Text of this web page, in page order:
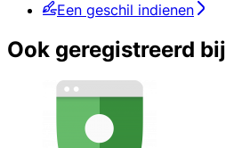
Een geschil indienen
Ook geregistreerd bij